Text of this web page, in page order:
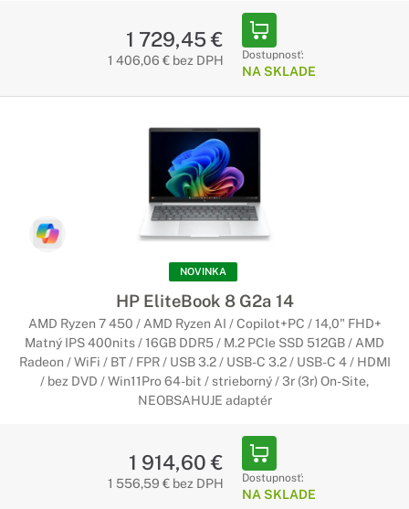
1 729,45 €
1 406,06 € bez DPH Dostupnosť:
NA SKLADE
NOVINKA
HP EliteBook 8 G2a 14
AMD Ryzen 7 450 / AMD Ryzen AI / Copilot+PC / 14,0" FHD+
Matný IPS 400nits / 16GB DDR5 / M.2 PCIe SSD 512GB / AMD
Radeon / WiFi / BT / FPR / USB 3.2 / USB-C 3.2 / USB-C 4 / HDMI
/ bez DVD / Win11Pro 64-bit / strieborný / 3r (3r) On-Site,
NEOBSAHUJE adaptér
1 914,60 €
1 556,59 € bez DPH Dostupnosť:
NA SKLADE